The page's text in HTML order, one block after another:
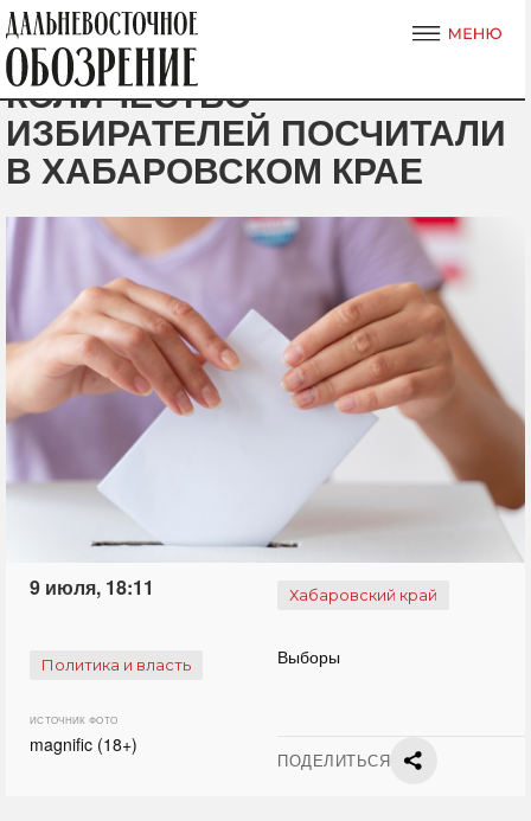
КОЛИЧЕСТВО
ИЗБИРАТЕЛЕЙ ПОСЧИТАЛИ
В ХАБАРОВСКОМ КРАЕ
9 июля, 18:11 Хабаровский край
Политика и власть Выборы
ИСТОЧНИК ФОТО
magnific (18+)
ПОДЕЛИТЬСЯ